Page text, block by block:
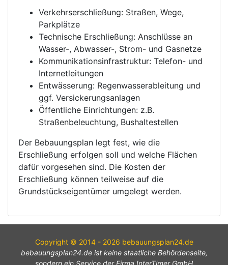
Verkehrserschließung: Straßen, Wege,
Parkplätze
Technische Erschließung: Anschlüsse an
Wasser-, Abwasser-, Strom- und Gasnetze
Kommunikationsinfrastruktur: Telefon- und
Internetleitungen
Entwässerung: Regenwasserableitung und
ggf. Versickerungsanlagen
Öffentliche Einrichtungen: z.B.
Straßenbeleuchtung, Bushaltestellen
Der Bebauungsplan legt fest, wie die
Erschließung erfolgen soll und welche Flächen
dafür vorgesehen sind. Die Kosten der
Erschließung können teilweise auf die
Grundstückseigentümer umgelegt werden.
Copyright © 2014 - 2026 bebauungsplan24.de
bebauungsplan24.de ist keine staatliche Behördenseite,
sondern ein Service der Firma InterTimer GmbH